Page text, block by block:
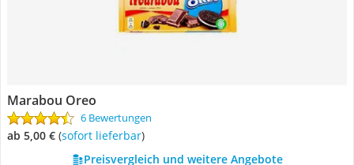
Marabou Oreo
6 Bewertungen
ab 5,00 € ( Sofort lieferbar)
Preisvergleich und weitere Angebote